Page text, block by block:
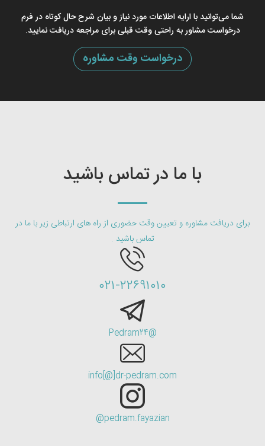
شما می‌توانید با ارایه اطلاعات مورد نیاز و بیان شرح حال کوتاه در فرم
درخواست مشاور به راحتی وقت قبلی برای مراجعه دریافت نمایید.
درخواست وقت مشاوره
با ما در تماس باشید
برای دریافت مشاوره و تعیین وقت حضوری از راه های ارتباطی زیر با ما در
تماس باشید .
۰۲۱-۲۲۶۹۱۰۱۰
@Pedram24
info[@]dr-pedram.com
pedram.fayazian@